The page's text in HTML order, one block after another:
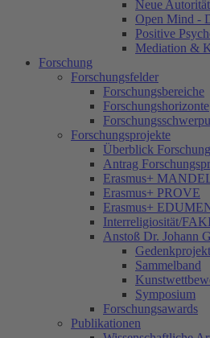
Neue Autorität
Open Mind -
Positive
Mediation &
Forschung
Forschungsfelder
Forschungsbereiche
Forschungshorizonte
Forschungsprojekte
Überblick
Antrag
Erasmus+
Erasmus+ PROVE
Erasmus+
Interreligiosität/
Anstoß Dr. Johann
Sammelband
Symposium
Forschungsawards
Publikationen